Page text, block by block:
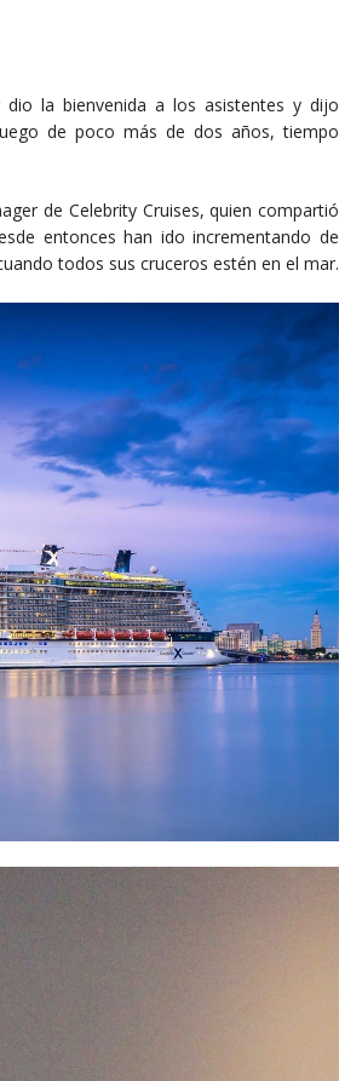
la bienvenida a los asistentes y dijo
de poco más de dos años, tiempo
de Celebrity Cruises, quien compartió
entonces han ido incrementando de
todos sus cruceros estén en el mar.